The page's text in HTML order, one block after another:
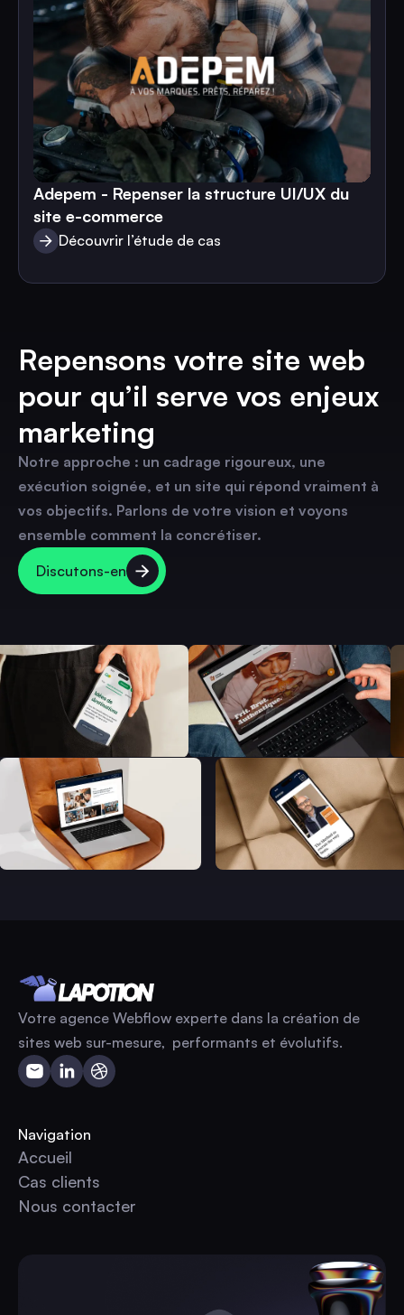
Adepem - Repenser la structure UI/UX du
site e-commerce
Découvrir l’étude de cas
Repensons votre site web
pour qu’il serve vos enjeux
marketing
Notre approche : un cadrage rigoureux, une
exécution soignée, et un site qui répond vraiment à
vos objectifs. Parlons de votre vision et voyons
ensemble comment la concrétiser.
Discutons-en
Votre agence Webflow experte dans la création de
sites web sur-mesure, performants et évolutifs.
Navigation
Accueil
Accueil
Cas clients
Cas clients
Nous contacter